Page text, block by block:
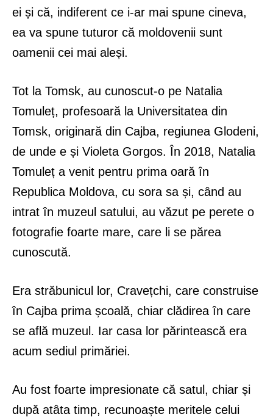
ei și că, indiferent ce i-ar mai spune cineva,
ea va spune tuturor că moldovenii sunt
oamenii cei mai aleși.
Tot la Tomsk, au cunoscut-o pe Natalia
Tomuleț, profesoară la Universitatea din
Tomsk, originară din Cajba, regiunea Glodeni,
de unde e și Violeta Gorgos. În 2018, Natalia
Tomuleț a venit pentru prima oară în
Republica Moldova, cu sora sa și, când au
intrat în muzeul satului, au văzut pe perete o
fotografie foarte mare, care li se părea
cunoscută.
Era străbunicul lor, Cravețchi, care construise
în Cajba prima școală, chiar clădirea în care
se află muzeul. Iar casa lor părintească era
acum sediul primăriei.
Au fost foarte impresionate că satul, chiar și
după atâta timp, recunoaște meritele celui